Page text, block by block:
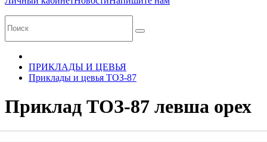
ПРИКЛАДЫ И ЦЕВЬЯ
Приклады и цевья ТОЗ-87
Приклад ТОЗ-87 левша орех